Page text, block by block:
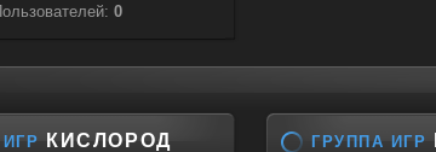
0
КИСЛОРОД ГРУППА ИГР